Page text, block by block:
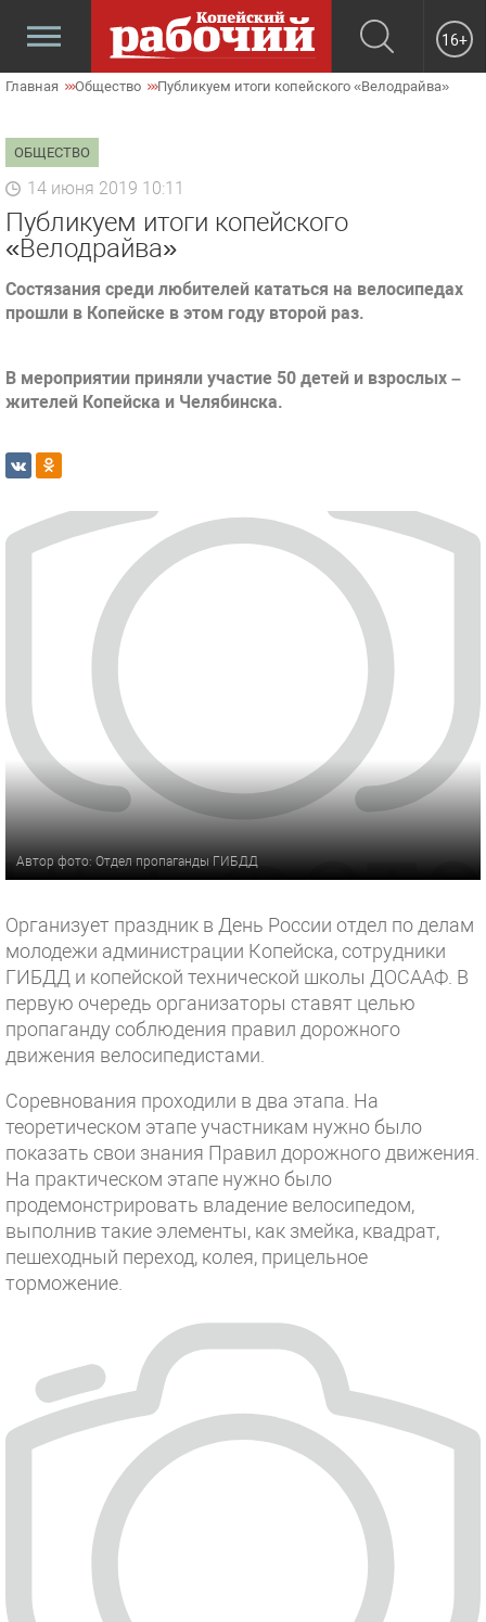
16+
Главная Общество Публикуем итоги копейского «Велодрайва»
ОБЩЕСТВО
14 июня 2019 10:11
Публикуем итоги копейского
«Велодрайва»
Состязания среди любителей кататься на велосипедах
прошли в Копейске в этом году второй раз.
В мероприятии приняли участие 50 детей и взрослых –
жителей Копейска и Челябинска.
Автор фото: Отдел пропаганды ГИБДД
Организует праздник в День России отдел по делам
молодежи администрации Копейска, сотрудники
ГИБДД и копейской технической школы ДОСААФ. В
первую очередь организаторы ставят целью
пропаганду соблюдения правил дорожного
движения велосипедистами.
Соревнования проходили в два этапа. На
теоретическом этапе участникам нужно было
показать свои знания Правил дорожного движения.
На практическом этапе нужно было
продемонстрировать владение велосипедом,
выполнив такие элементы, как змейка, квадрат,
пешеходный переход, колея, прицельное
торможение.